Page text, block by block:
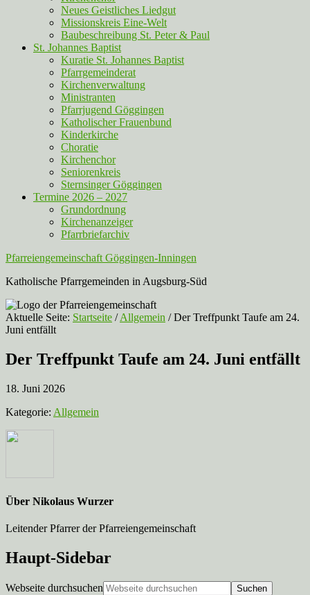
Neues Geistliches Liedgut
Missionskreis Eine-Welt
Baubeschreibung St. Peter & Paul
St. Johannes Baptist
Kuratie St. Johannes Baptist
Pfarrgemeinderat
Kirchenverwaltung
Ministranten
Pfarrjugend Göggingen
Katholischer Frauenbund
Kinderkirche
Choratie
Kirchenchor
Seniorenkreis
Sternsinger Göggingen
Termine 2026 – 2027
Grundordnung
Kirchenanzeiger
Pfarrbriefarchiv
Pfarreiengemeinschaft Göggingen-Inningen
Katholische Pfarrgemeinden in Augsburg-Süd
Aktuelle Seite: Startseite / Allgemein /Der Treffpunkt Taufe am 24.
Juni entfällt
Der Treffpunkt Taufe am 24. Juni entfällt
18. Juni 2026
Kategorie: Allgemein
Über Nikolaus Wurzer
Leitender Pfarrer der Pfarreiengemeinschaft
Haupt-Sidebar
Webseite durchsuchen